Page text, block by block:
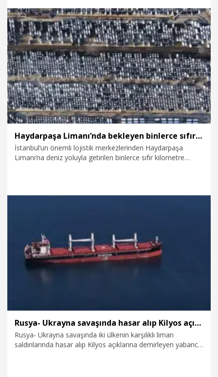
27.07.2026 Video
Haydarpaşa Limanı’nda bekleyen binlerce sıfır otomobil havadan görüntülendi
İstanbul’un önemli lojistik merkezlerinden Haydarpaşa
Limanı’na deniz yoluyla getirilen binlerce sıfır kilometre
27.07.2026 Foto Galeri
Rusya- Ukrayna savaşında hasar alıp Kilyos açıklarına demirleyen 4 gemi havadan görüntülendi
Rusya- Ukrayna savaşında iki ülkenin karşılıklı liman
saldırılarında hasar alıp Kilyos açıklarına demirleyen yabancı